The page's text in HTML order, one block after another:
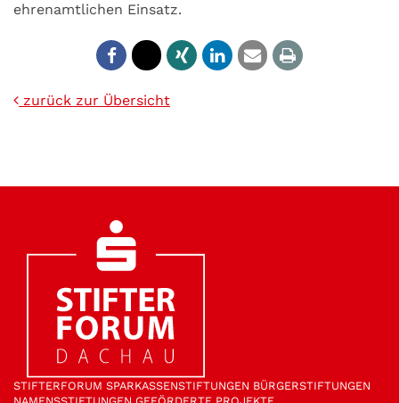
ehrenamtlichen Einsatz.
zurück zur Übersicht
STIFTER­FORUM SPARKASSEN­STIFTUNGEN BÜRGER­STIFTUNGEN